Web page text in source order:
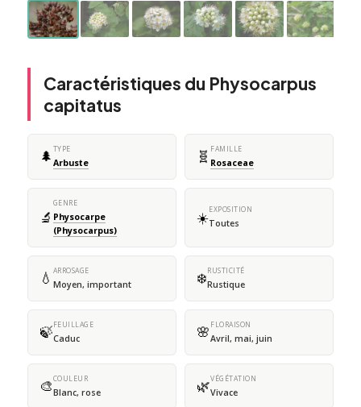
Caractéristiques du Physocarpus
capitatus
🌲 TYPE
Arbuste 🧬 FAMILLE
Rosaceae
🔬
GENRE
Physocarpe
(Physocarpus)
☀️EXPOSITION
Toutes
💧 ARROSAGE
Moyen, important ❄️RUSTICITÉ
Rustique
🍃FEUILLAGE
Caduc 🌸 FLORAISON
Avril, mai, juin
🎨COULEUR
Blanc, rose 🌿VÉGÉTATION
Vivace